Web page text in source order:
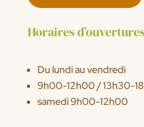
Horaires
Du lundi au vendredi
9h00-12h00 / 13h30-
samedi 9h00-12h00